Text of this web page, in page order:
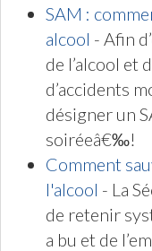
SAM :
alcool - Afin
de l’alcool et
d’accidents
désigner un
soiréeâ€‰!
Comment
l'alcool - La
de retenir
a bu et de